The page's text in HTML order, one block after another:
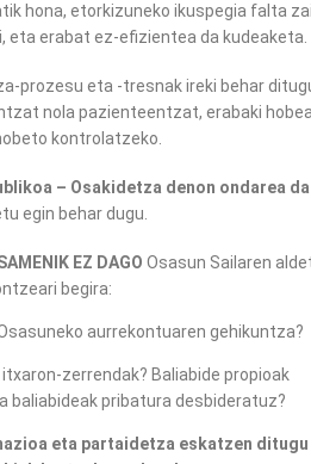
hona, etorkizuneko ikuspegia falta
eta erabat ez-efizientea da kudeaketa.
prozesu eta -tresnak ireki behar
nola pazienteentzat, erabaki
kontrolatzeko.
– Osakidetza denon ondarea
egin behar dugu.
EZ DAGO Osasun Sailaren
begira:
aurrekontuaren gehikuntza?
zerrendak? Baliabide propioak
baliabideak pribatura desbideratuz?
eta partaidetza eskatzen ditugu